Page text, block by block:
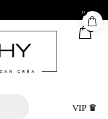
0
VIP ♛
0